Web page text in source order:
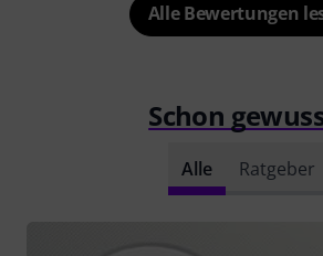
Alle Bewertungen
Schon
Alle Ratgeber